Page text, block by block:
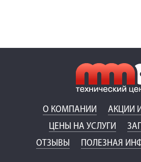
О КОМПАНИИ
АКЦИИ
ЦЕНЫ НА УСЛУГИ
ОТЗЫВЫ
ПОЛЕЗНАЯ